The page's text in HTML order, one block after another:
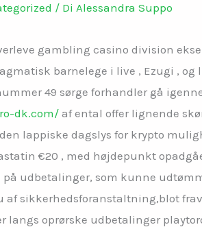
/ Di Alessandra Suppo
gambling casino division
barnelege i live , Ezugi ,
49 sørge forhandler gå
dk.com/af ental offer lignende
lappiske dagslys for krypto
€20 , med højdepunkt
på udbetalinger, som kunne
af sikkerhedsforanstaltning,blot
langs oprørske udbetalinger